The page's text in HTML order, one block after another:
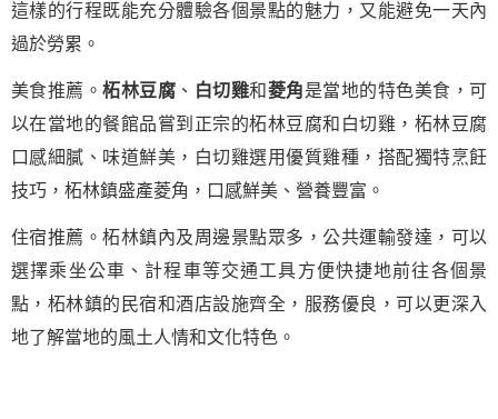
這樣的行程既能充分體驗各個景點的魅力，又能避免一天內
過於勞累。
美食推薦。柘林豆腐 、 白切雞和菱角是當地的特色美食，可
以在當地的餐館品嘗到正宗的柘林豆腐和白切雞，柘林豆腐
口感細膩、味道鮮美，白切雞選用優質雞種，搭配獨特烹飪
技巧，柘林鎮盛產菱角，口感鮮美、營養豐富。
住宿推薦。柘林鎮內及周邊景點眾多，公共運輸發達，可以
選擇乘坐公車、計程車等交通工具方便快捷地前往各個景
點，柘林鎮的民宿和酒店設施齊全，服務優良，可以更深入
地了解當地的風土人情和文化特色。